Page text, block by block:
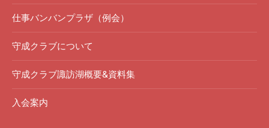
仕事バンバンプラザ（例会）
守成クラブについて
守成クラブ諏訪湖概要&資料集
入会案内